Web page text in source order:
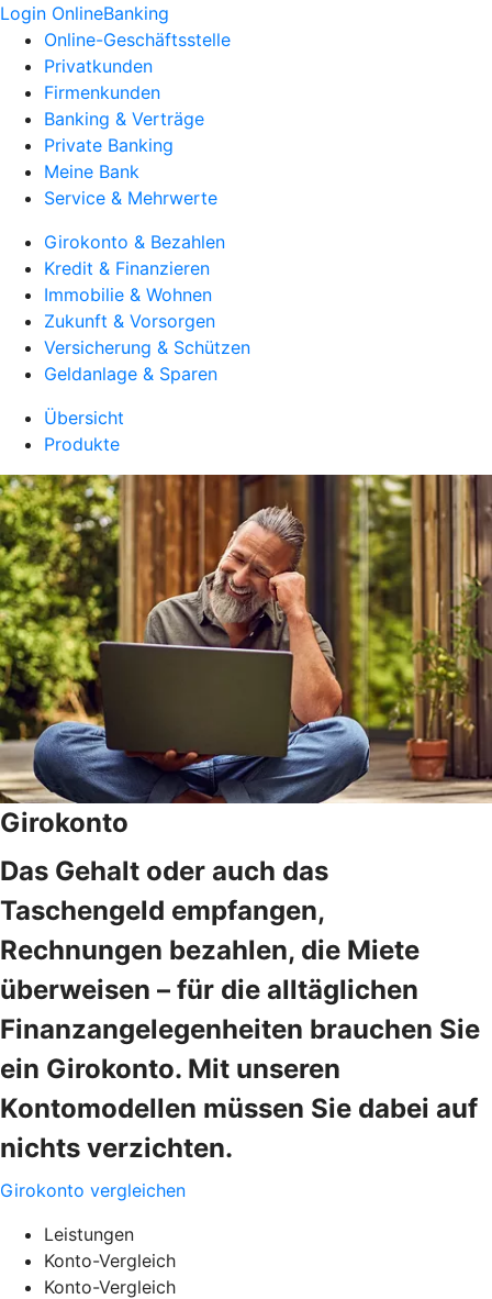
Login OnlineBanking
Online-Geschäftsstelle
Privatkunden
Firmenkunden
Banking & Verträge
Private Banking
Meine Bank
Service & Mehrwerte
Girokonto & Bezahlen
Kredit & Finanzieren
Immobilie & Wohnen
Zukunft & Vorsorgen
Versicherung & Schützen
Geldanlage & Sparen
Übersicht
Produkte
Girokonto
Das Gehalt oder auch das
Taschengeld empfangen,
Rechnungen bezahlen, die Miete
überweisen – für die alltäglichen
Finanzangelegenheiten brauchen Sie
ein Girokonto. Mit unseren
Kontomodellen müssen Sie dabei auf
nichts verzichten.
Girokonto vergleichen
Leistungen
Konto-Vergleich
Konto-Vergleich